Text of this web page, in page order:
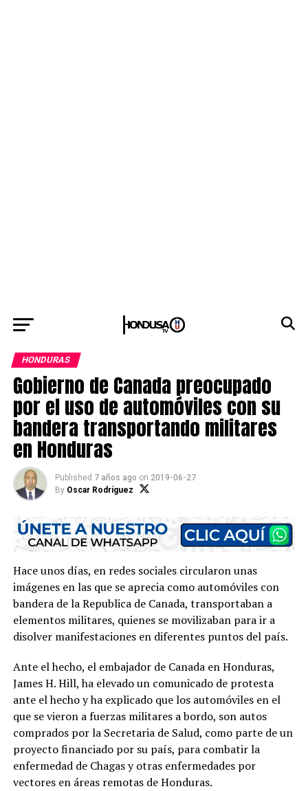
HONDURAS
Gobierno de Canada preocupado
por el uso de automóviles con su
bandera transportando militares
en Honduras
Published 7 años ago on 2019-06-27
By Oscar Rodríguez
Hace unos días, en redes sociales circularon unas
imágenes en las que se aprecia como automóviles con
bandera de la Republica de Canada, transportaban a
elementos militares, quienes se movilizaban para ir a
disolver manifestaciones en diferentes puntos del país.
Ante el hecho, el embajador de Canada en Honduras,
James H. Hill, ha elevado un comunicado de protesta
ante el hecho y ha explicado que los automóviles en el
que se vieron a fuerzas militares a bordo, son autos
comprados por la Secretaria de Salud, como parte de un
proyecto financiado por su país, para combatir la
enfermedad de Chagas y otras enfermedades por
vectores en áreas remotas de Honduras.